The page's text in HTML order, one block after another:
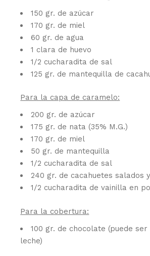
150 gr. de azúcar
170 gr. de miel
60 gr. de agua
1 clara de huevo
1/2 cucharadita de sal
125 gr. de mantequilla de
Para la capa de caramelo:
200 gr. de azúcar
175 gr. de nata (35% M.G.)
170 gr. de miel
50 gr. de mantequilla
1/2 cucharadita de sal
240 gr. de cacahuetes salados
1/2 cucharadita de vainilla en
Para la cobertura:
100 gr. de chocolate (puede
leche)